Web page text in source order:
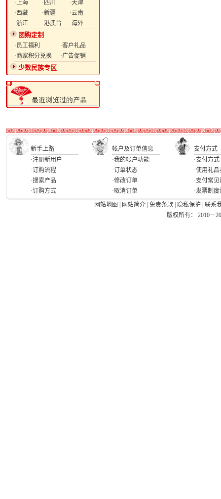
·上海
·四川
·天津
·西藏
·新疆
·云南
·浙江
·港澳台 ·海外
团购定制
·员工福利
·客户礼品
·商家积分兑换
·广告促销
少数民族专区
新手上路 帐户及订单信息
支付方式
·注册新用户
·订购流程
·搜索产品
·订购方式
·我的帐户功能
·订单状态
·修改订单
·取消订单
·支付方式
·使用礼品
·支付常
·发票制
网站地图
网站简介 免责条款 隐私保护
联系
版权所有： 2010－